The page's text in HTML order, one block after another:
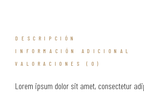
DESCRIPCIÓN
INFORMACIÓN ADICIONAL
VALORACIONES (0)
Lorem ipsum dolor sit amet, consectetur